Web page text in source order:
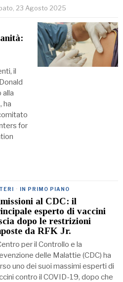
23 Agosto 2025
il
alla
ha
for
· IN PRIMO PIANO
al CDC: il
esperto di vaccini
dopo le restrizioni
da RFK Jr.
per il Controllo e la
delle Malattie (CDC) ha
uno dei suoi massimi esperti di
contro il COVID-19, dopo che